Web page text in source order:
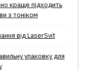
краще підходить
з тоніком
від LaserSvit
упаковку для